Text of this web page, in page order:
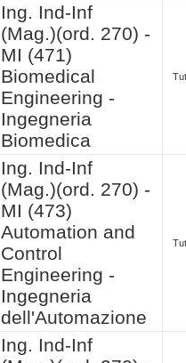
Ing. Ind-Inf
(Mag.)(ord. 270) -
MI (471)
Biomedical
Engineering -
Ingegneria
Biomedica
Ing. Ind-Inf
(Mag.)(ord. 270) -
MI (473)
Automation and
Control
Engineering -
Ingegneria
dell'Automazione
Ing. Ind-Inf